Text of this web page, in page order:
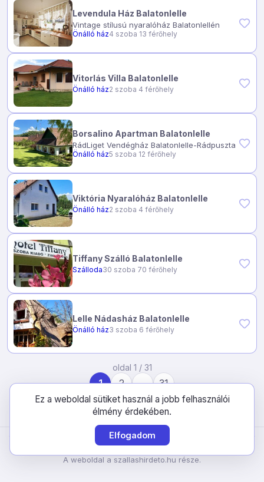
Levendula Ház Balatonlelle
Vintage stílusú nyaralóház Balatonlellén
Önálló ház4 szoba 13 férőhely
Vitorlás Villa Balatonlelle
Önálló ház2 szoba 4 férőhely
Borsalino Apartman Balatonlelle
RádLiget Vendégház Balatonlelle-Rádpuszta
Önálló ház5 szoba 12 férőhely
Viktória Nyaralóház Balatonlelle
Önálló ház2 szoba 4 férőhely
Tiffany Szálló Balatonlelle
Szálloda30 szoba 70 férőhely
Lelle Nádasház Balatonlelle
Önálló ház3 szoba 6 férőhely
oldal 1 / 31
1 2 … 31
A weboldal a szallashirdeto.hu része.
Ez a weboldal sütiket használ a jobb felhasználói
élmény érdekében.
Elfogadom